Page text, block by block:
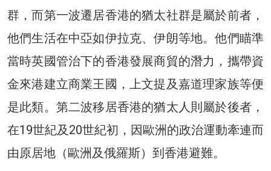
群，而第一波遷居香港的猶太社群是屬於前者，
他們生活在中亞如伊拉克、伊朗等地。他們瞄準
當時英國管治下的香港發展商貿的潛力，攜帶資
金來港建立商業王國，上文提及嘉道理家族等便
是此類。第二波移居香港的猶太人則屬於後者，
在19世紀及20世紀初，因歐洲的政治運動牽連而
由原居地（歐洲及俄羅斯）到香港避難。